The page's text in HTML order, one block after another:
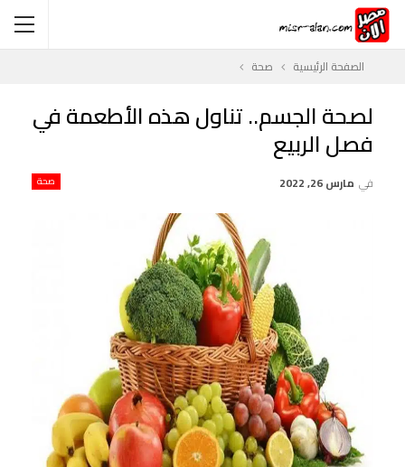
الصفحة الرئيسية صحة
لصحة الجسم.. تناول هذه الأطعمة في
فصل الربيع
صحة في مارس 26, 2022